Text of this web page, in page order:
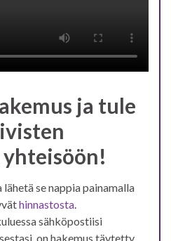
ja tule
se nappia painamalla
hinnastosta.
sähköpostiisi
on hakemus täytetty